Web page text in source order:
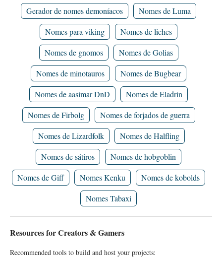
Gerador de nomes demoníacos
Nomes de Luma
Nomes para viking
Nomes de liches
Nomes de gnomos
Nomes de Golias
Nomes de minotauros
Nomes de Bugbear
Nomes de aasimar DnD
Nomes de Eladrin
Nomes de Firbolg
Nomes de forjados de guerra
Nomes de Lizardfolk
Nomes de Halfling
Nomes de sátiros
Nomes de hobgoblin
Nomes de Giff
Nomes Kenku
Nomes de kobolds
Nomes Tabaxi
Resources for Creators & Gamers
Recommended tools to build and host your projects: